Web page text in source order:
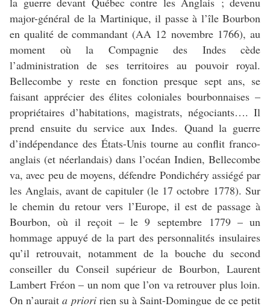
major-général de la Martinique, il passe à l’île Bourbon
en qualité de commandant (AA 12 novembre 1766), au
moment où la Compagnie des Indes cède
l’administration de ses territoires au pouvoir royal.
Bellecombe y reste en fonction presque sept ans, se
faisant apprécier des élites coloniales bourbonnaises –
propriétaires d’habitations, magistrats, négociants…. Il
prend ensuite du service aux Indes. Quand la guerre
d’indépendance des États-Unis tourne au conflit franco-
anglais (et néerlandais) dans l’océan Indien, Bellecombe
va, avec peu de moyens, défendre Pondichéry assiégé par
les Anglais, avant de capituler (le 17 octobre 1778). Sur
le chemin du retour vers l’Europe, il est de passage à
Bourbon, où il reçoit – le 9 septembre 1779 – un
hommage appuyé de la part des personnalités insulaires
qu’il retrouvait, notamment de la bouche du second
conseiller du Conseil supérieur de Bourbon, Laurent
Lambert Fréon – un nom que l’on va retrouver plus loin.
On n’auraita prioririen su à Saint-Domingue de ce petit